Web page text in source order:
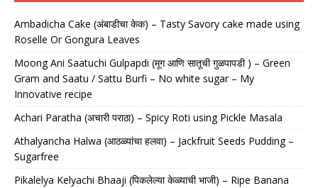
Ambadicha Cake (अंबाडीचा केक) – Tasty Savory cake made using
Roselle Or Gongura Leaves
Moong Ani Saatuchi Gulpapdi (मूग आणि सातूची गुळपापडी ) – Green
Gram and Saatu / Sattu Burfi – No white sugar – My
Innovative recipe
Achari Paratha (अचारी पराठा) – Spicy Roti using Pickle Masala
Athalyancha Halwa (आठळ्यांचा हलवा) – Jackfruit Seeds Pudding –
Sugarfree
Pikalelya Kelyachi Bhaaji (पिकलेल्या केळ्याची भाजी) – Ripe Banana